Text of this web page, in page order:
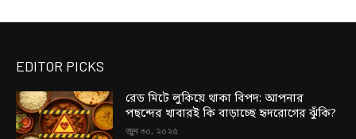
EDITOR PICKS
রেড মিটে লুকিয়ে থাকা বিপদ: আপনার
পছন্দের খাবারই কি বাড়াচ্ছে হৃদরোগের ঝুঁকি?
জুন ৩০, ২০২৫